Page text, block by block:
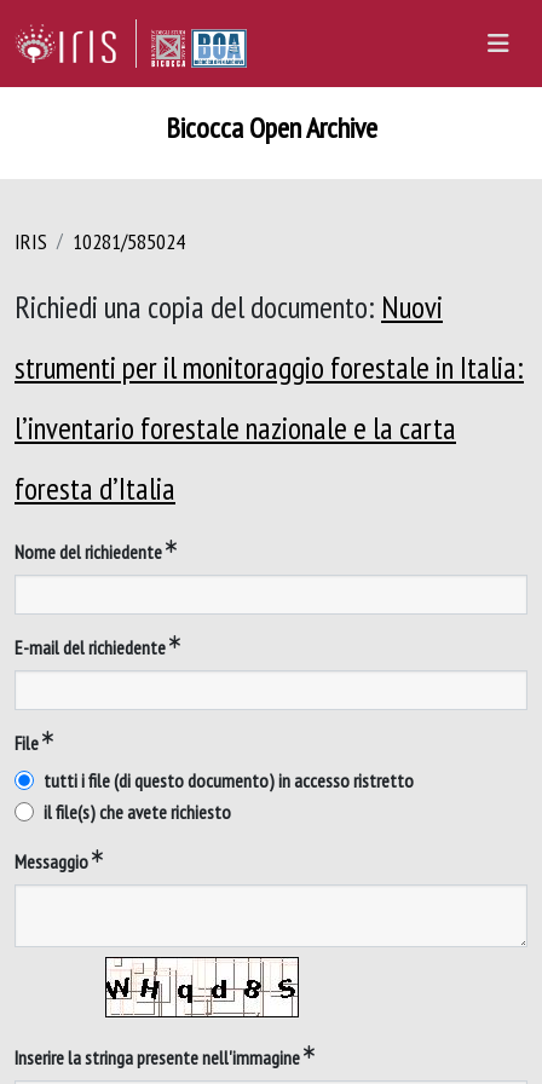
Bicocca Open Archive
IRIS 10281/585024
Richiedi una copia del documento: Nuovi
strumenti per il monitoraggio forestale in Italia:
l’inventario forestale nazionale e la carta
foresta d’Italia
Nome del richiedente
E-mail del richiedente
File
tutti i file (di questo documento) in accesso ristretto
il file(s) che avete richiesto
Messaggio
Inserire la stringa presente nell'immagine